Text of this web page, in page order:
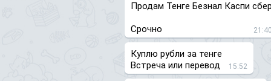
Продам Тенге Безнал Каспи
Срочно
Куплю рубли за тенге
Встреча или перевод
15:52